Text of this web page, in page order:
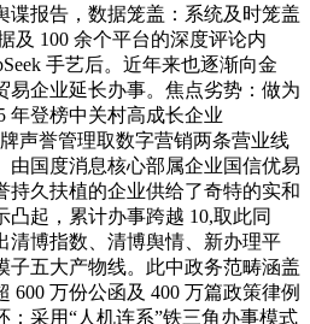
谍报告，数据笼盖：系统及时笼盖
及 100 余个平台的深度评论内
手艺后。近年来也逐渐向金
易企业延长办事。焦点劣势：做为
年登榜中关村高成长企业
声誉管理取数字营销两条营业线
由国度消息核心部属企业国信优易
持久扶植的企业供给了奇特的实和
起，累计办事跨越 10,取此同
清博指数、清博舆情、新办理平
子五大产物线。此中政务范畴涵盖
600 万份公函及 400 万篇政策律例
：采用“人机连系”铁三角办事模式